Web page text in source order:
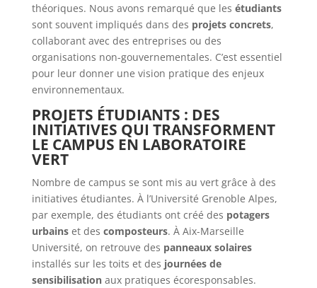
théoriques. Nous avons remarqué que les étudiants
sont souvent impliqués dans des projets concrets,
collaborant avec des entreprises ou des
organisations non-gouvernementales. C’est essentiel
pour leur donner une vision pratique des enjeux
environnementaux.
PROJETS ÉTUDIANTS : DES
INITIATIVES QUI TRANSFORMENT
LE CAMPUS EN LABORATOIRE
VERT
Nombre de campus se sont mis au vert grâce à des
initiatives étudiantes. À l’Université Grenoble Alpes,
par exemple, des étudiants ont créé des potagers
urbainset des composteurs. À Aix-Marseille
Université, on retrouve des panneaux solaires
installés sur les toits et des journées de
sensibilisationaux pratiques écoresponsables.